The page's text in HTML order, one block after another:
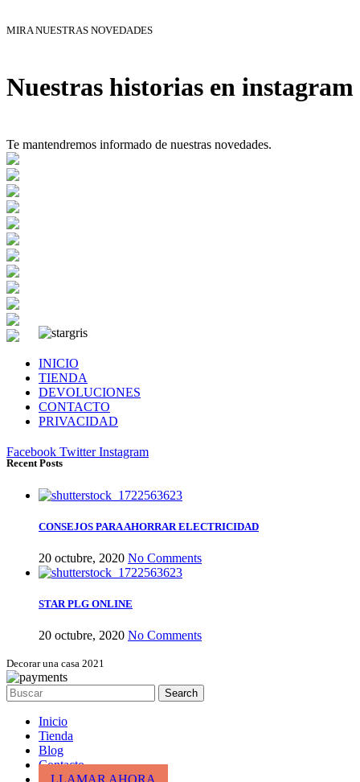
MIRA NUESTRAS NOVEDADES
Nuestras historias en instagram
Te mantendremos informado de nuestras novedades.
INICIO
TIENDA
DEVOLUCIONES
CONTACTO
PRIVACIDAD
Facebook Twitter Instagram
Recent Posts
CONSEJOS PARA AHORRAR ELECTRICIDAD
20 octubre, 2020 No Comments
STAR PLG ONLINE
20 octubre, 2020 No Comments
Decorar una casa 2021
Search
Inicio
Tienda
Blog
Contacto